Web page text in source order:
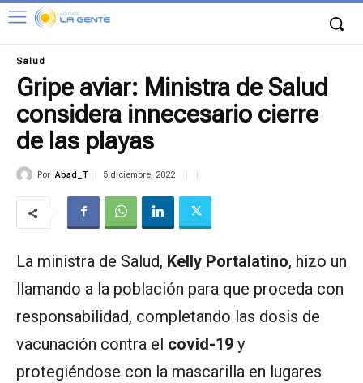
Salud
Gripe aviar: Ministra de Salud
considera innecesario cierre
de las playas
Por Abad_T 5 diciembre, 2022
La ministra de Salud, Kelly Portalatino, hizo un
llamando a la población para que proceda con
responsabilidad, completando las dosis de
vacunación contra el covid-19 y
protegiéndose con la mascarilla en lugares